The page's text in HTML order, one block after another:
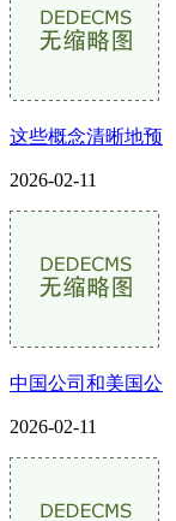
这些概念清晰地预
2026-02-11
中国公司和美国公
2026-02-11